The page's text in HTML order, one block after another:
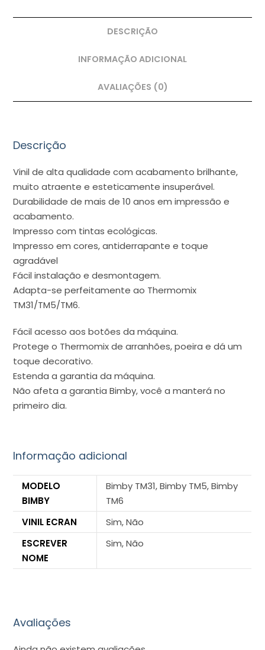
DESCRIÇÃO
INFORMAÇÃO ADICIONAL
AVALIAÇÕES (0)
Descrição
Vinil de alta qualidade com acabamento brilhante,
muito atraente e esteticamente insuperável.
Durabilidade de mais de 10 anos em impressão e
acabamento.
Impresso com tintas ecológicas.
Impresso em cores, antiderrapante e toque
agradável
Fácil instalação e desmontagem.
Adapta-se perfeitamente ao Thermomix
TM31/TM5/TM6.
Fácil acesso aos botões da máquina.
Protege o Thermomix de arranhões, poeira e dá um
toque decorativo.
Estenda a garantia da máquina.
Não afeta a garantia Bimby, você a manterá no
primeiro dia.
Informação adicional
MODELO
BIMBY
Bimby TM31, Bimby TM5, Bimby
TM6
VINIL ECRAN
Sim, Não
ESCREVER
NOME
Sim, Não
Avaliações